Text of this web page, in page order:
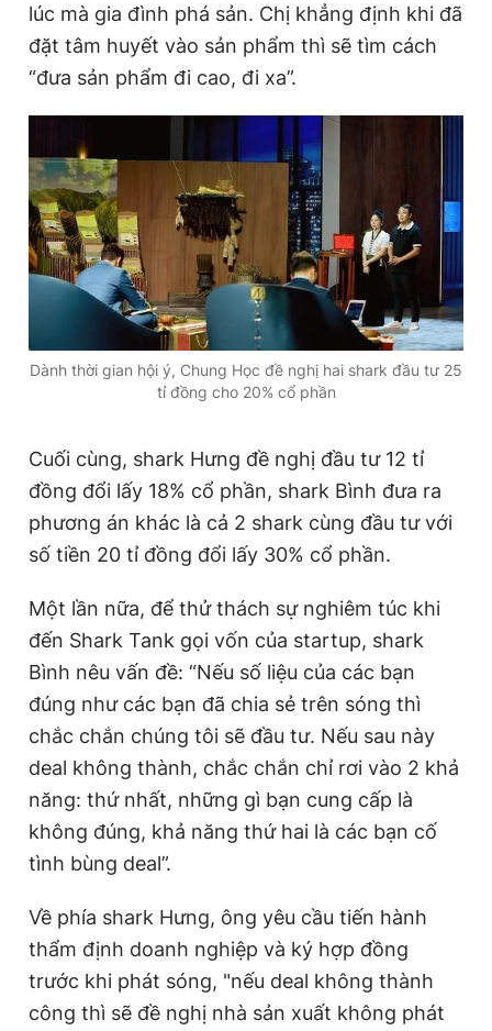
lúc mà gia đình phá sản. Chị khẳng định khi đã
đặt tâm huyết vào sản phẩm thì sẽ tìm cách
“đưa sản phẩm đi cao, đi xa”.
Dành thời gian hội ý, Chung Học đề nghị hai shark đầu tư 25
tỉ đồng cho 20% cổ phần
Cuối cùng, shark Hưng đề nghị đầu tư 12 tỉ
đồng đổi lấy 18% cổ phần, shark Bình đưa ra
phương án khác là cả 2 shark cùng đầu tư với
số tiền 20 tỉ đồng đổi lấy 30% cổ phần.
Một lần nữa, để thử thách sự nghiêm túc khi
đến Shark Tank gọi vốn của startup, shark
Bình nêu vấn đề: “Nếu số liệu của các bạn
đúng như các bạn đã chia sẻ trên sóng thì
chắc chắn chúng tôi sẽ đầu tư. Nếu sau này
deal không thành, chắc chắn chỉ rơi vào 2 khả
năng: thứ nhất, những gì bạn cung cấp là
không đúng, khả năng thứ hai là các bạn cố
tình bùng deal”.
Về phía shark Hưng, ông yêu cầu tiến hành
thẩm định doanh nghiệp và ký hợp đồng
trước khi phát sóng, "nếu deal không thành
công thì sẽ đề nghị nhà sản xuất không phát